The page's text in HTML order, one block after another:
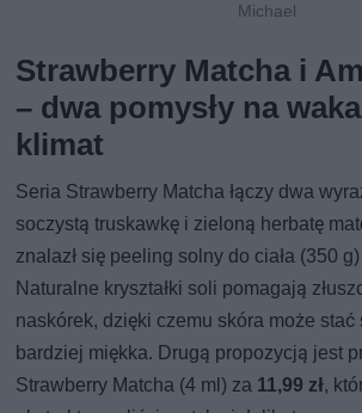
Michael
Strawberry Matcha i
– dwa pomysły na
klimat
Seria Strawberry Matcha łączy dwa
soczystą truskawkę i zieloną herbatę
znalazł się peeling solny do ciała (350
Naturalne kryształki soli pomagają
naskórek, dzięki czemu skóra może stać
bardziej miękka. Drugą propozycją jest
Strawberry Matcha (4 ml) za 11,99 zł,